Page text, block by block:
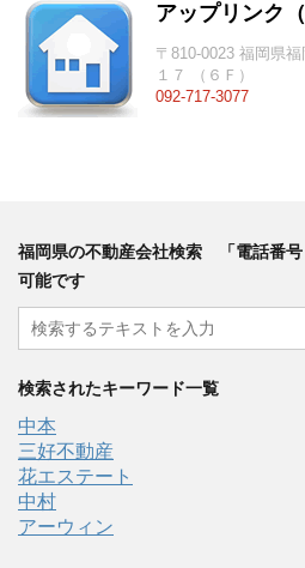
アップリンク（
〒810-0023 福岡県
１７ （６Ｆ）
092-717-3077
福岡県の不動産会社検索 「電話番
可能です
検索されたキーワード一覧
中本
三好不動産
花エステート
中村
アーウィン